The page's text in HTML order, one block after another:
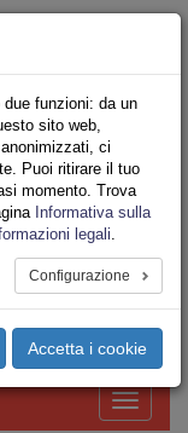
Iscriviti Online
Ricerca
Area Stampa
Privacy
VIGILI
Toggle
funzioni: da un
sito web,
ci
Puoi ritirare il tuo
momento. Trova
Informativa sulla
legali.
Configurazione
Accetta i cookie